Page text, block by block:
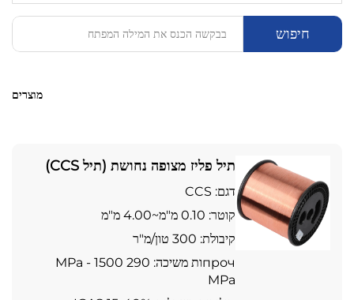
חיפוש
מוצרים
תיל פליז מצופה נחושת (תיל CCS)
דגם: CCS
קוטר: 0.10 מ"מ~4.00 מ"מ
קיבולת: 300 טון/מ"ר
прочות משיכה: 290 MPa - 1500
MPa